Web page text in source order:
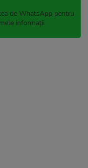
de WhatsApp pentru
informații